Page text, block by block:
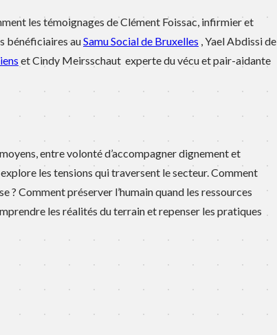
les témoignages de Clément Foissac, infirmier et
bénéficiaires auSamu Social de Bruxelles , Yael Abdissi de
et Cindy Meirsschaut experte du vécu et pair-aidante
entre volonté d’accompagner dignement et
les tensions qui traversent le secteur. Comment
? Comment préserver l’humain quand les ressources
les réalités du terrain et repenser les pratiques